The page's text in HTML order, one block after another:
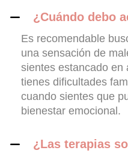
¿Cuándo debo
Es recomendable
una sensación de
sientes estancado en
tienes dificultades
cuando sientes que
bienestar emocional.
¿Las terapias